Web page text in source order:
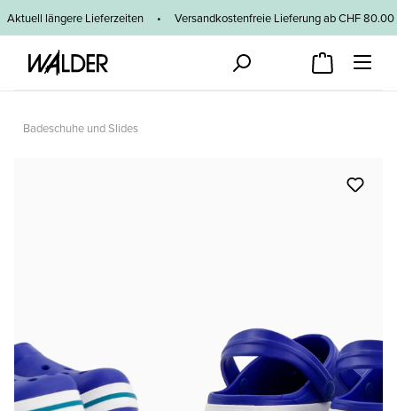
Zum Hauptinhalt springen
Aktuell längere Lieferzeiten • Versandkostenfreie Lieferung ab CHF
Badeschuhe und Slides